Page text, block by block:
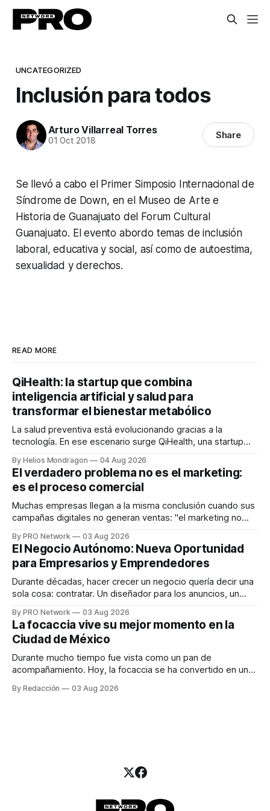
UNCATEGORIZED
Inclusión para todos
Arturo Villarreal Torres
01 Oct 2018 Share
Se llevó a cabo el Primer Simposio Internacional de
Síndrome de Down, en el Museo de Arte e
Historia de Guanajuato del Forum Cultural
Guanajuato. El evento abordo temas de inclusión
laboral, educativa y social, así como de autoestima,
sexualidad y derechos.
READ MORE
QiHealth: la startup que combina
inteligencia artificial y salud para
transformar el bienestar metabólico
La salud preventiva está evolucionando gracias a la
tecnología. En ese escenario surge QiHealth, una startup
dispositivos inteligentes, inteligencia artificial y monitoreo
en tiempo real para ayudar a las personas a tomar mejores
decisiones sobre su salud metabólica. Su propuesta busca
responder
By Helios Mondragon 04 Aug 2026
El verdadero problema no es el marketing:
es el proceso comercial
Muchas empresas llegan a la misma conclusión cuando sus
campañas digitales no generan ventas: "el marketing no
INTERIUS, el problema suele estar en otro lugar. Durante
una entrevista para el podcast SER PRO, el especialista en
marketing digital explicó que
By PRO Network 03 Aug 2026
El Negocio Autónomo: Nueva Oportunidad
para Empresarios y Emprendedores
Durante décadas, hacer crecer un negocio quería decir una
sola cosa: contratar. Un diseñador para los anuncios, un
para los textos, alguien que supiera de publicidad digital
para encontrar prospectos, un vendedor para atender
llamadas y mensajes, y —con suerte— una persona
By PRO Network 03 Aug 2026
La focaccia vive su mejor momento en la
Ciudad de México
Durante mucho tiempo fue vista como un pan de
acompañamiento. Hoy, la focaccia se ha convertido en uno
artesanal, ingredientes de calidad y experiencias que
By Redacción 03 Aug 2026